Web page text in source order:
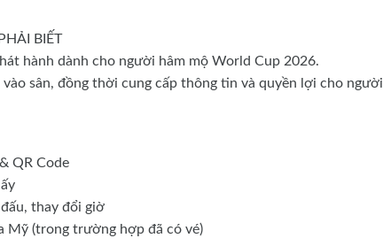
BIẾT
hành dành cho người hâm mộ World Cup 2026.
sân, đồng thời cung cấp thông tin và quyền lợi cho người
QR Code
thay đổi giờ
Mỹ (trong trường hợp đã có vé)